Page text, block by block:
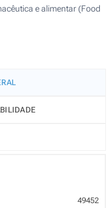
e alimentar (Food
49452